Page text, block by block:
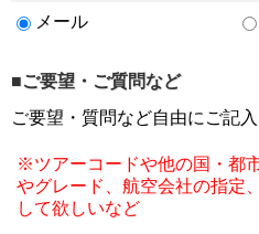
メール
■ご要望・ご質問など
ご要望・質問など自由にご記
※ツアーコードや他の国・都
やグレード、航空会社の指定
して欲しいなど